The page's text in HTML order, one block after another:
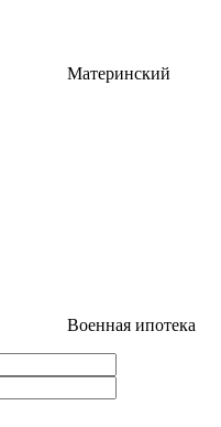
Материнский
Военная ипотека